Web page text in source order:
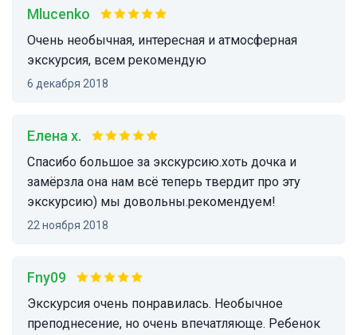
mlucenko
Очень необычная, интересная и атмосферная
экскурсия, всем рекомендую
6 декабря 2018
Елена х.
Спасибо большое за экскурсию.хоть дочка и
замёрзла она нам всё теперь твердит про эту
экскурсию) мы довольны.рекомендуем!
22 ноября 2018
fny09
Экскурсия очень понравилась. Необычное
преподнесение, но очень впечатляюще. Ребенок